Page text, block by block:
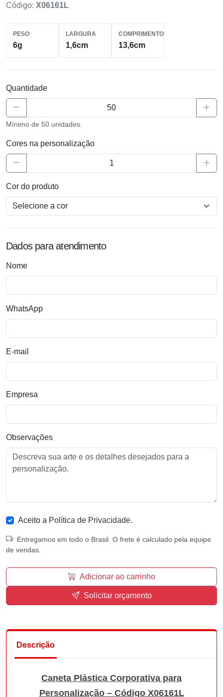
Código: X06161L
PESO
6g
LARGURA
1,6cm
COMPRIMENTO
13,6cm
Quantidade
Mínimo de 50 unidades.
Cores na personalização
Cor do produto
Dados para atendimento
Nome
WhatsApp
E-mail
Empresa
Observações
Aceito a Política de Privacidade.
Entregamos em todo o Brasil. O frete é calculado pela equipe
de vendas.
Adicionar ao carrinho
Solicitar orçamento
Descrição
Caneta Plástica Corporativa para
Personalização – Código X06161L